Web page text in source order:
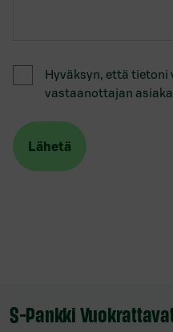
Hyväksyn, että tietoni
vastaanottajan
S-Pankki